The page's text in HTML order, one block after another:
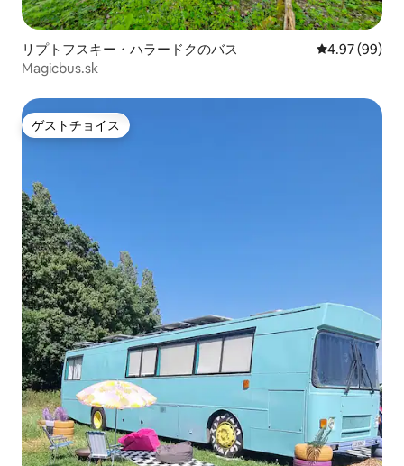
リプトフスキー・ハラードクのバス レビュー99
4.97 (99)
Magicbus.sk
ゲストチョイス
ゲストチョイス